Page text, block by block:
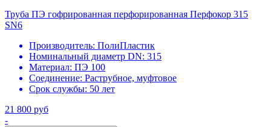
Труба ПЭ гофрированная перфорированная Перфокор 315
SN6
Производитель: ПолиПластик
Номинальный диаметр DN: 315
Материал: ПЭ 100
Соединение: Раструбное, муфтовое
Срок службы: 50 лет
21 800 руб
-